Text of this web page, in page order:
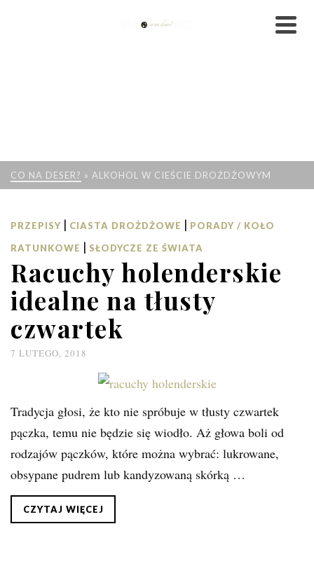
CO NA DESER? » ALKOHOL W CIEŚCIE DROŻDŻOWYM
PRZEPISY | CIASTA DROŻDŻOWE | PORADY / KOŁO
RATUNKOWE | SŁODYCZE ZE ŚWIATA
Racuchy holenderskie
idealne na tłusty
czwartek
7 LUTEGO, 2018
Tradycja głosi, że kto nie spróbuje w tłusty czwartek
pączka, temu nie będzie się wiodło. Aż głowa boli od
rodzajów pączków, które można wybrać: lukrowane,
obsypane pudrem lub kandyzowaną skórką …
CZYTAJ WIĘCEJ